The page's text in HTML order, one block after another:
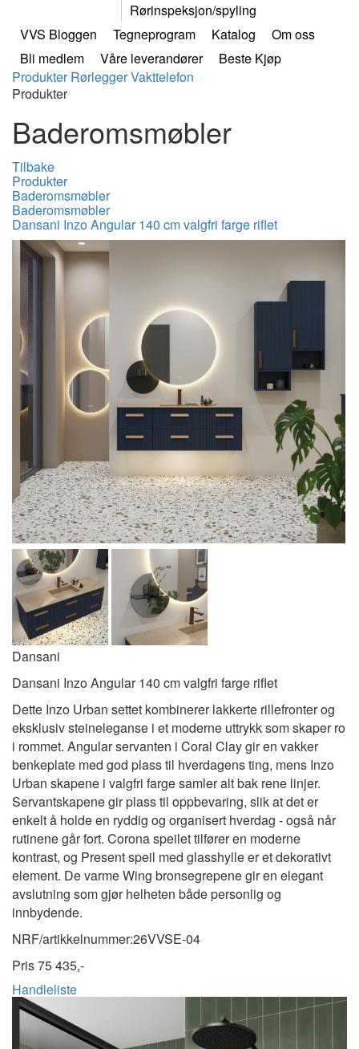
Rørinspeksjon/spyling
VVS Bloggen
Tegneprogram Katalog
Om oss
Bli medlem
Våre leverandører
Beste Kjøp
ProdukterRørleggerVakttelefon
Produkter
Baderomsmøbler
Tilbake
Produkter
Baderomsmøbler
Baderomsmøbler
Dansani Inzo Angular 140 cm valgfri farge riflet
Dansani
Dansani Inzo Angular 140 cm valgfri farge riflet
Dette Inzo Urban settet kombinerer lakkerte rillefronter og
eksklusiv steineleganse i et moderne uttrykk som skaper ro
i rommet. Angular servanten i Coral Clay gir en vakker
benkeplate med god plass til hverdagens ting, mens Inzo
Urban skapene i valgfri farge samler alt bak rene linjer.
Servantskapene gir plass til oppbevaring, slik at det er
enkelt å holde en ryddig og organisert hverdag - også når
rutinene går fort. Corona speilet tilfører en moderne
kontrast, og Present speil med glasshylle er et dekorativt
element. De varme Wing bronsegrepene gir en elegant
avslutning som gjør helheten både personlig og
innbydende.
NRF/artikkelnummer:26VVSE-04
Pris75 435,-
Handleliste